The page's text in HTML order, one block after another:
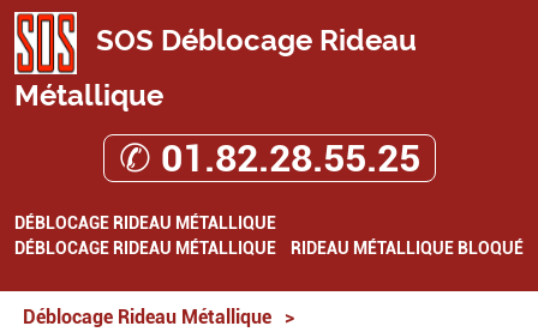
SOS Déblocage Rideau
Métallique
✆ 01.82.28.55.25
DÉBLOCAGE RIDEAU MÉTALLIQUE
DÉBLOCAGE RIDEAU MÉTALLIQUE
RIDEAU MÉTALLIQUE BLOQUÉ
Déblocage Rideau Métallique
>